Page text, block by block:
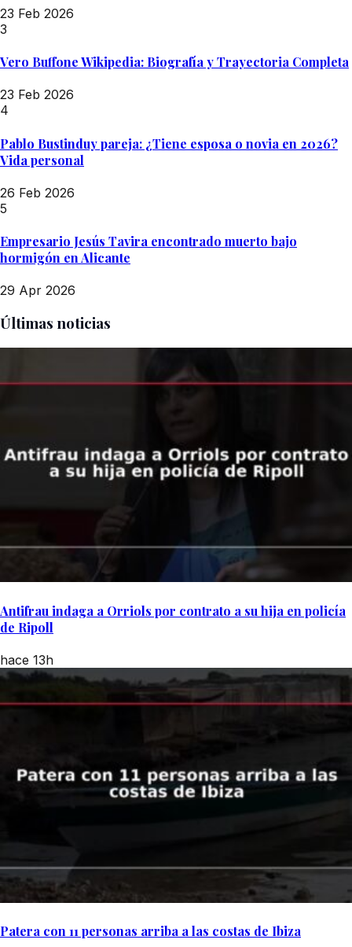
23 Feb 2026
3
Vero Buffone Wikipedia: Biografía y Trayectoria Completa
23 Feb 2026
4
Pablo Bustinduy pareja: ¿Tiene esposa o novia en 2026?
Vida personal
26 Feb 2026
5
Empresario Jesús Tavira encontrado muerto bajo
hormigón en Alicante
29 Apr 2026
Últimas noticias
Antifrau indaga a Orriols por contrato a su hija en policía
de Ripoll
hace 13h
Patera con 11 personas arriba a las costas de Ibiza